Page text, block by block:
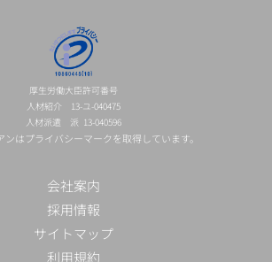
厚生労働大臣許可番号
人材紹介 13-ユ-040475
人材派遣 派 13-040596
ンはプライバシーマークを取得しています。
会社案内
採用情報
サイトマップ
利用規約